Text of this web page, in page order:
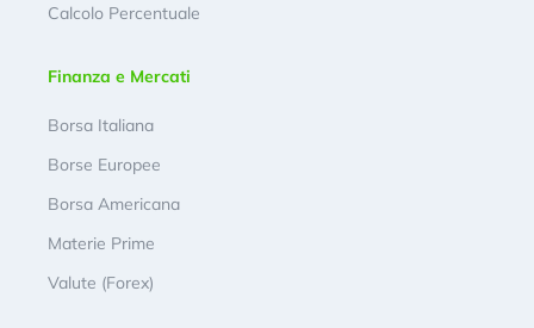
Calcolo Percentuale
Finanza e Mercati
Borsa Italiana
Borse Europee
Borsa Americana
Materie Prime
Valute (Forex)